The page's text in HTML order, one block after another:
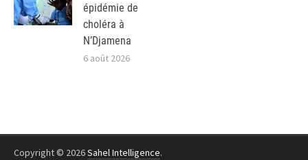
épidémie de
choléra à
N’Djamena
6 août 2026
Copyright © 2026Sahel Intelligence.